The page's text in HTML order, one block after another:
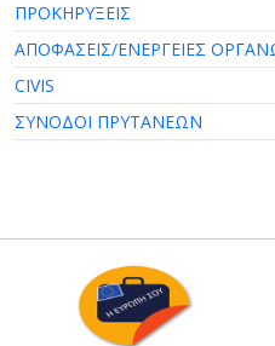
ΠΡΟΚΗΡΥΞΕΙΣ
ΑΠΟΦΑΣΕΙΣ/ΕΝΕΡΓΕΙΕΣ
CIVIS
ΣΥΝΟΔΟΙ ΠΡΥΤΑΝΕΩΝ